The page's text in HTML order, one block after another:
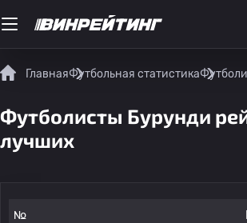
ГлавнаяФутбольная статистика
Футболисты Бурунди
лучших
№